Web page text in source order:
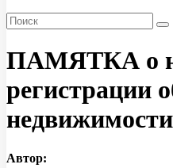
ПАМЯТКА о
регистрации
недвижимости
Автор: